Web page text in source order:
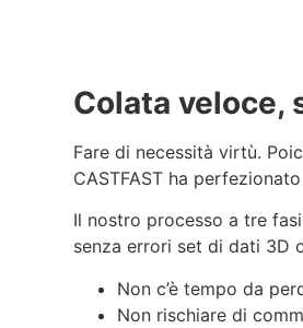
Colata veloce,
Fare di necessità virtù.
CASTFAST ha
Il nostro processo a tre
senza errori set di dati 3D
Non c’è tempo da
Non rischiare di